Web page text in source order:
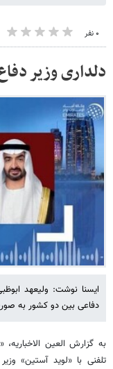
۰ نفر
دلداری وزیر
ایسنا نوشت: ولیعهد
دفاعی بین دو کشور به
به گزارش العین
تلفنی با «لوید آستین»